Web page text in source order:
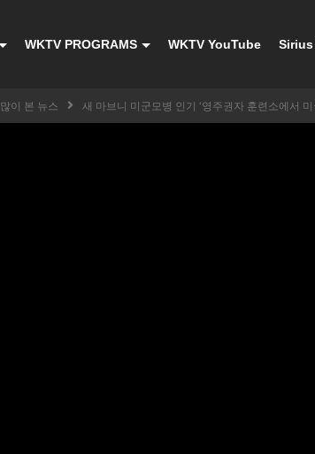
WKTV PROGRAMS WKTV YouTube Sirius
많이 본 뉴스 새 마브니 미군모병 인기 ‘영주권자 훈련소에서 미